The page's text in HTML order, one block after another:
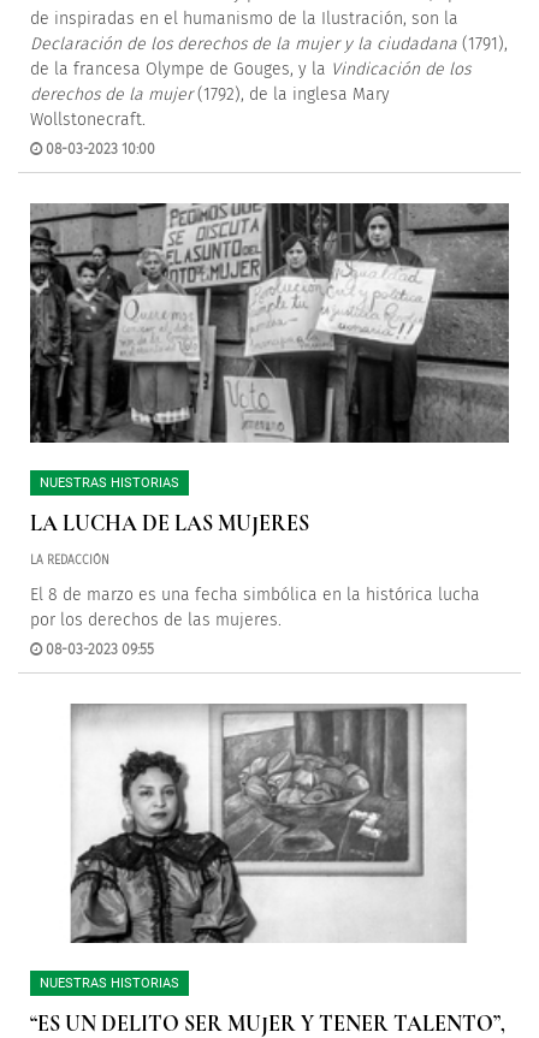
de inspiradas en el humanismo de la Ilustración, son la
Declaración de los derechos de la mujer y la ciudadana (1791),
de la francesa Olympe de Gouges, y la Vindicación de los
derechos de la mujer(1792), de la inglesa Mary
Wollstonecraft.
08-03-2023 10:00
NUESTRAS HISTORIAS
LA LUCHA DE LAS MUJERES
LA REDACCIÓN
El 8 de marzo es una fecha simbólica en la histórica lucha
por los derechos de las mujeres.
08-03-2023 09:55
NUESTRAS HISTORIAS
“ES UN DELITO SER MUJER Y TENER TALENTO”,